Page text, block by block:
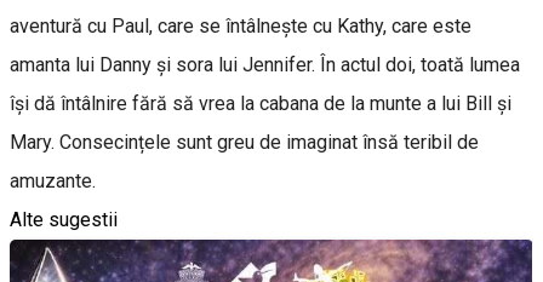
aventură cu Paul, care se întâlnește cu Kathy, care este
amanta lui Danny și sora lui Jennifer. În actul doi, toată lumea
își dă întâlnire fără să vrea la cabana de la munte a lui Bill și
Mary. Consecințele sunt greu de imaginat însă teribil de
amuzante.
Alte sugestii